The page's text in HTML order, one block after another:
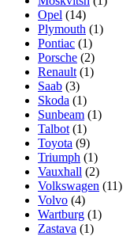
Opel (14)
Plymouth (1)
Pontiac (1)
Porsche (2)
Renault(1)
Saab (3)
Skoda (1)
Sunbeam (1)
Talbot(1)
Toyota (9)
Triumph (1)
Vauxhall (2)
Volkswagen (11)
Volvo (4)
Wartburg (1)
Zastava (1)